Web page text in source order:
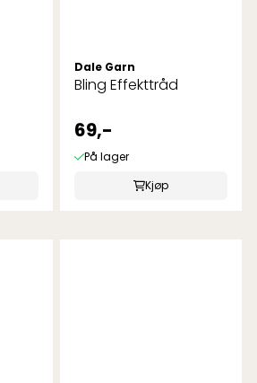
Dale Garn
Bling Effekttråd
69,-
På lager
Kjøp